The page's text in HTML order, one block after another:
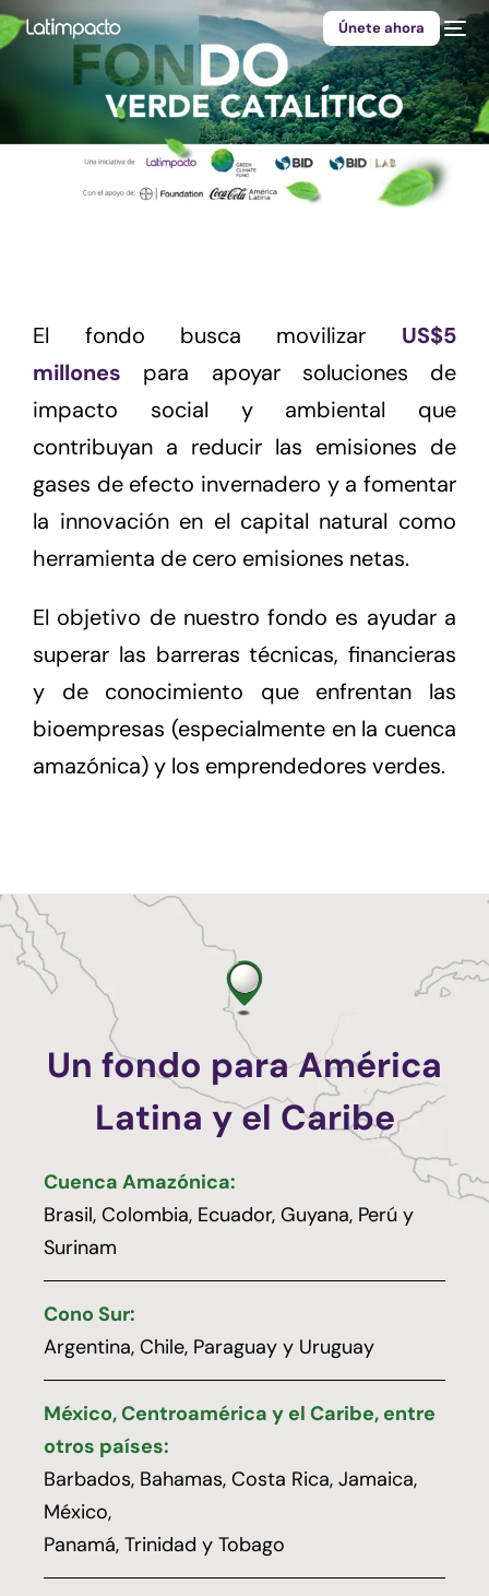
Únete ahora
El fondo busca movilizar US$5
millones para apoyar soluciones de
impacto social y ambiental que
contribuyan a reducir las emisiones de
gases de efecto invernadero y a fomentar
la innovación en el capital natural como
herramienta de cero emisiones netas.
El objetivo de nuestro fondo es ayudar a
superar las barreras técnicas, financieras
y de conocimiento que enfrentan las
bioempresas (especialmente en la cuenca
amazónica) y los emprendedores verdes.
Un fondo para América
Latina y el Caribe
Cuenca Amazónica:
Brasil, Colombia, Ecuador, Guyana, Perú y
Surinam
Cono Sur:
Argentina, Chile, Paraguay y Uruguay
México, Centroamérica y el Caribe, entre
otros países:
Barbados, Bahamas, Costa Rica, Jamaica,
México,
Panamá, Trinidad y Tobago